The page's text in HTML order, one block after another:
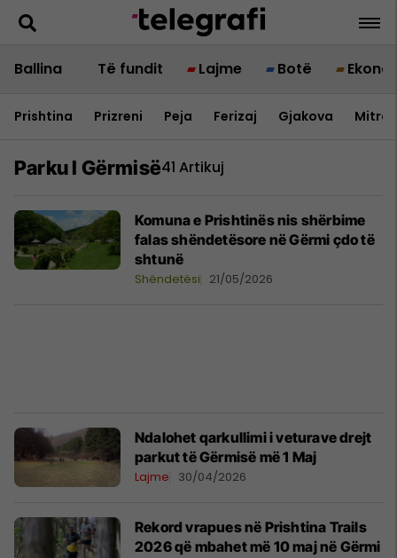
Ballina Të fundit Lajme Botë
Prishtina Prizreni Peja Ferizaj Gjakova
Parku I Gërmisë41 Artikuj
Komuna e Prishtinës nis shërbime
falas shëndetësore në Gërmi çdo të
shtunë
Shëndetësi 21/05/2026
Ndalohet qarkullimi i veturave drejt
parkut të Gërmisë më 1 Maj
Lajme 30/04/2026
Rekord vrapues në Prishtina Trails
2026 që mbahet më 10 maj në Gërmi